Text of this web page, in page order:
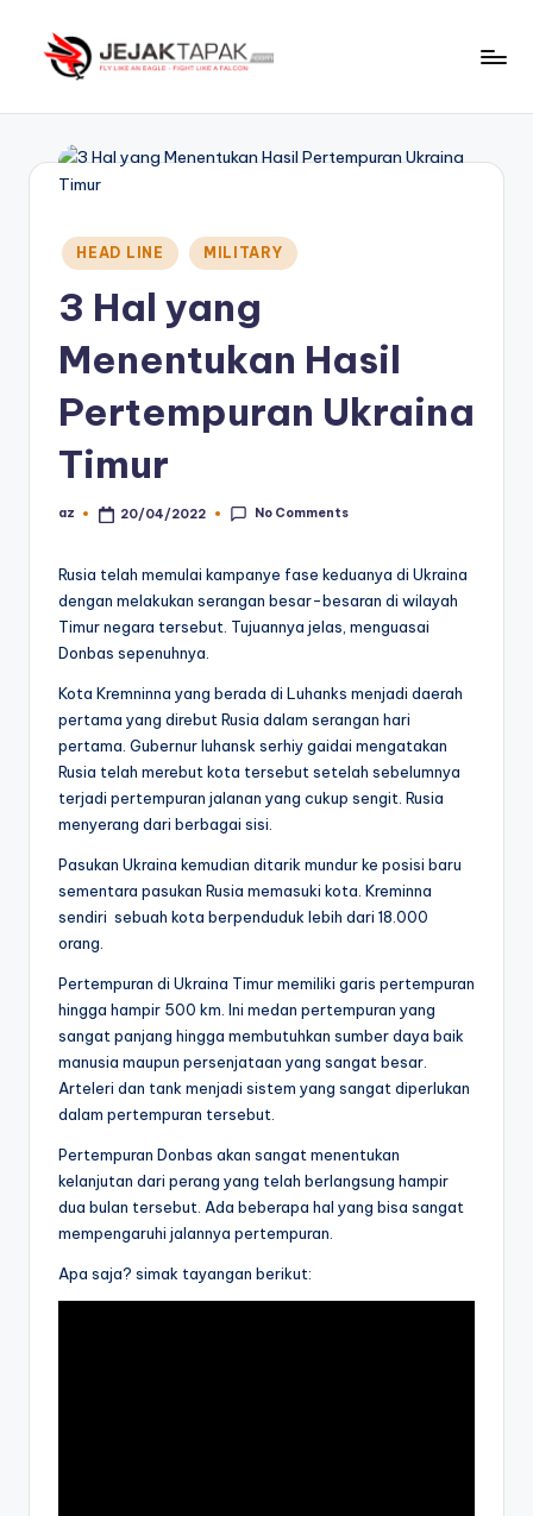
An
Eagle
Fight
Like
Falcon
Posted
in
HEAD LINE MILITARY
3 Hal yang
Menentukan Hasil
Pertempuran Ukraina
Timur
Posted
az 20/04/2022 No Comments
Rusia telah memulai kampanye fase keduanya di Ukraina
dengan melakukan serangan besar-besaran di wilayah
Timur negara tersebut. Tujuannya jelas, menguasai
Donbas sepenuhnya.
Kota Kremninna yang berada di Luhanks menjadi daerah
pertama yang direbut Rusia dalam serangan hari
pertama. Gubernur luhansk serhiy gaidai mengatakan
Rusia telah merebut kota tersebut setelah sebelumnya
terjadi pertempuran jalanan yang cukup sengit. Rusia
menyerang dari berbagai sisi.
Pasukan Ukraina kemudian ditarik mundur ke posisi baru
sementara pasukan Rusia memasuki kota. Kreminna
sendiri sebuah kota berpenduduk lebih dari 18.000
orang.
Pertempuran di Ukraina Timur memiliki garis pertempuran
hingga hampir 500 km. Ini medan pertempuran yang
sangat panjang hingga membutuhkan sumber daya baik
manusia maupun persenjataan yang sangat besar.
Arteleri dan tank menjadi sistem yang sangat diperlukan
dalam pertempuran tersebut.
Pertempuran Donbas akan sangat menentukan
kelanjutan dari perang yang telah berlangsung hampir
dua bulan tersebut. Ada beberapa hal yang bisa sangat
mempengaruhi jalannya pertempuran.
Apa saja? simak tayangan berikut: